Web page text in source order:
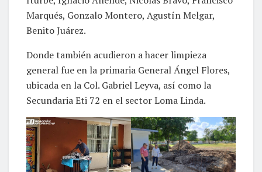
Marqués, Gonzalo Montero, Agustín Melgar,
Benito Juárez.
Donde también acudieron a hacer limpieza
general fue en la primaria General Ángel Flores,
ubicada en la Col. Gabriel Leyva, así como la
Secundaria Eti 72 en el sector Loma Linda.